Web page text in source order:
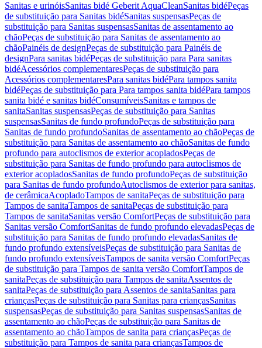
Sanitas e urinóisSanitas bidé Geberit AquaCleanSanitas bidéPeças
de substituição para Sanitas bidéSanitas suspensasPeças de
substituição para Sanitas suspensasSanitas de assentamento ao
chãoPeças de substituição para Sanitas de assentamento ao
chãoPainéis de designPeças de substituição para Painéis de
designPara sanitas bidéPeças de substituição para Para sanitas
bidéAcessórios complementaresPeças de substituição para
Acessórios complementaresPara sanitas bidéPara tampos sanita
bidéPeças de substituição para Para tampos sanita bidéPara tampos
sanita bidé e sanitas bidéConsumíveisSanitas e tampos de
sanitaSanitas suspensasPeças de substituição para Sanitas
suspensasSanitas de fundo profundoPeças de substituição para
Sanitas de fundo profundoSanitas de assentamento ao chãoPeças de
substituição para Sanitas de assentamento ao chãoSanitas de fundo
profundo para autoclismos de exterior acopladosPeças de
substituição para Sanitas de fundo profundo para autoclismos de
exterior acopladosSanitas de fundo profundoPeças de substituição
para Sanitas de fundo profundoAutoclismos de exterior para sanitas,
de cerâmicaAcopladoTampos de sanitaPeças de substituição para
Tampos de sanitaTampos de sanitaPeças de substituição para
Tampos de sanitaSanitas versão ComfortPeças de substituição para
Sanitas versão ComfortSanitas de fundo profundo elevadasPeças de
substituição para Sanitas de fundo profundo elevadasSanitas de
fundo profundo extensíveisPeças de substituição para Sanitas de
fundo profundo extensíveisTampos de sanita versão ComfortPeças
de substituição para Tampos de sanita versão ComfortTampos de
sanitaPeças de substituição para Tampos de sanitaAssentos de
sanitaPeças de substituição para Assentos de sanitaSanitas para
criançasPeças de substituição para Sanitas para criançasSanitas
suspensasPeças de substituição para Sanitas suspensasSanitas de
assentamento ao chãoPeças de substituição para Sanitas de
assentamento ao chãoTampos de sanita para criançasPeças de
substituição para Tampos de sanita para criançasTampos de